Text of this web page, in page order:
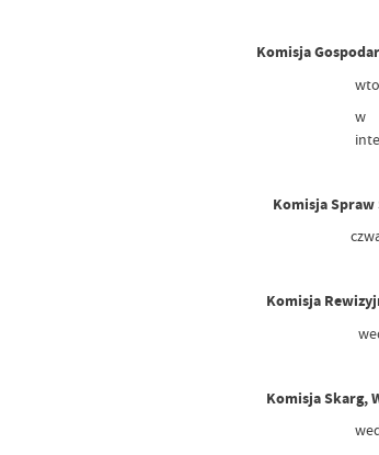
Komisja
w
Komisja Spraw
Komisja
Komisja Skarg,